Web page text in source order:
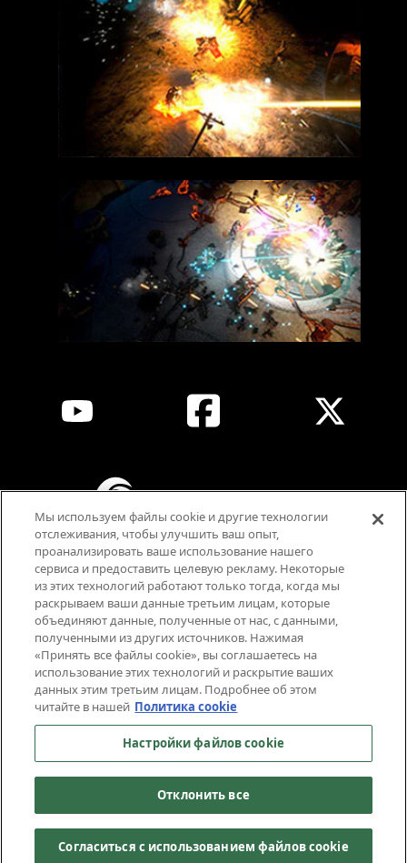
Fantasy Violence
Mild Language
ПОЛИТИКА КОНФИДЕНЦИАЛЬНОСТИ
ПОЛИТИКА COOKIE
СВЯЗАТЬСЯ С НАМИ
ВАКАНСИИ
МОЮ ПЕРСОНАЛЬНУЮ ИНФОРМАЦИЮ
Мы используем файлы cookie и другие технологии
отслеживания, чтобы улучшить ваш опыт,
проанализировать ваше использование нашего
сервиса и предоставить целевую рекламу. Некоторые
из этих технологий работают только тогда, когда мы
раскрываем ваши данные третьим лицам, которые
объединяют данные, полученные от нас, с данными,
полученными из других источников. Нажимая
«Принять все файлы cookie», вы соглашаетесь на
использование этих технологий и раскрытие ваших
данных этим третьим лицам. Подробнее об этом
читайте в нашей Политика cookie
Настройки файлов cookie
Отклонить все
Согласиться с использованием файлов cookie